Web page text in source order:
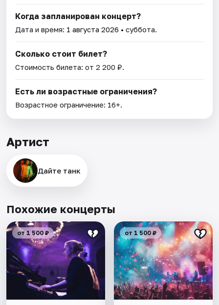
Когда запланирован концерт?
Дата и время: 1 августа 2026 • суббота.
Сколько стоит билет?
Стоимость билета: от 2 200 ₽.
Есть ли возрастные ограничения?
Возрастное ограничение: 16+.
Артист
Дайте танк
Похожие концерты
от 1 500 ₽ от 1 500 ₽